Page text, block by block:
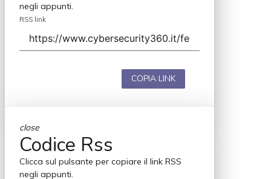
negli appunti.
RSS link
COPIA LINK
close
Codice Rss
Clicca sul pulsante per copiare il link RSS
negli appunti.